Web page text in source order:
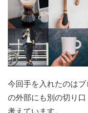
今回手を入れたのは
の外部にも別の切り
考えています。